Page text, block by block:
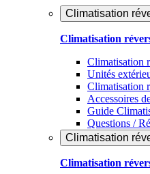
Climatisation
Climatisation
Climatisation
Unités
Climatisation
Accessoires
Guide
Questions /
Climatisation
Climatisation